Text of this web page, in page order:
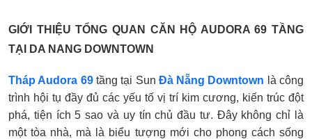
GIỚI THIỆU TỔNG QUAN CĂN HỘ AUDORA 69 TẦNG
TẠI DA NANG DOWNTOWN
Tháp Audora 69tầng tại Sun Đà Nẵng Downtown là công
trình hội tụ đầy đủ các yếu tố vị trí kim cương, kiến trúc đột
phá, tiện ích 5 sao và uy tín chủ đầu tư. Đây không chỉ là
một tòa nhà, mà là biểu tượng mới cho phong cách sống